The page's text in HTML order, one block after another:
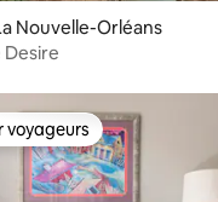
Nouvelle-Orléans
les plus appréciés